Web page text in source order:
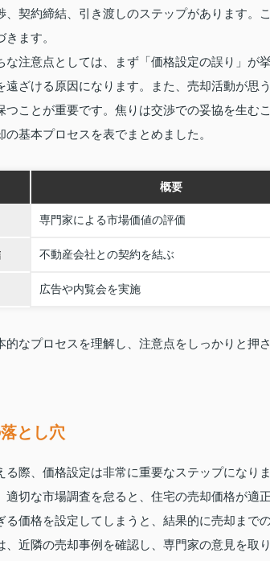
、契約締結、引き渡しのステップがあります。
ます。
な注意点としては、まず「価格設定の誤り」が
遠ざける原因になります。また、売却活動が思
つことが重要です。焦りは交渉での妥協を生む
の基本プロセスを表でまとめました。
概要
専門家による市場価値の評価
不動産会社との契約を結ぶ
広告や内覧会を実施
的なプロセスを理解し、注意点をしっかりと押
とし穴
る際、価格設定は非常に重要なステップになり
適切な市場調査を怠ると、住宅の売却価格が適
る価格を設定してしまうと、結果的に売却まで
、近隣の売却事例を確認し、専門家の意見を取